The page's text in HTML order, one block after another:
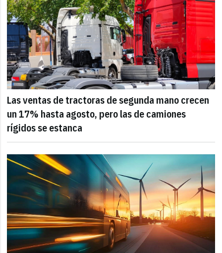
Las ventas de tractoras de segunda mano crecen
un 17% hasta agosto, pero las de camiones
rígidos se estanca